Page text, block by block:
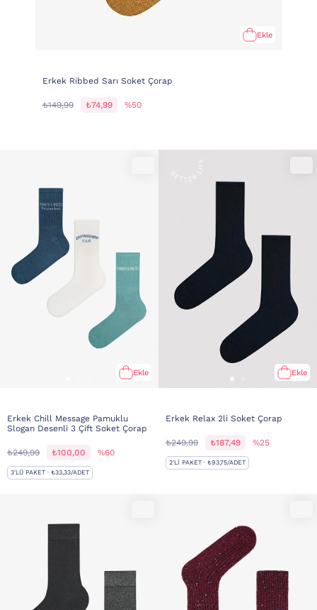
Ekle
Erkek Ribbed Sarı Soket Çorap
₺149,99 ₺74,99 %50
Ekle
Erkek Chill Message Pamuklu
Slogan Desenli 3 Çift Soket Çorap
₺249,99 ₺100,00 %60
3'LÜ PAKET · ₺33,33/ADET
Ekle
Erkek Relax 2li Soket Çorap
₺249,99 ₺187,49 %25
2'LI PAKET · ₺93,75/ADET